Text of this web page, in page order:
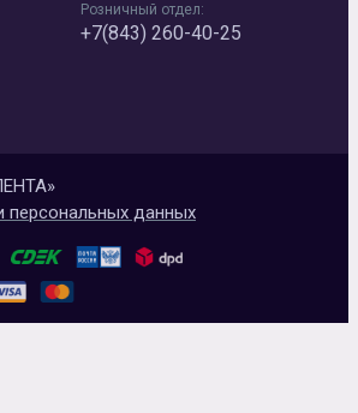
Розничный отдел:
+7(843) 260-40-25
персональных данных